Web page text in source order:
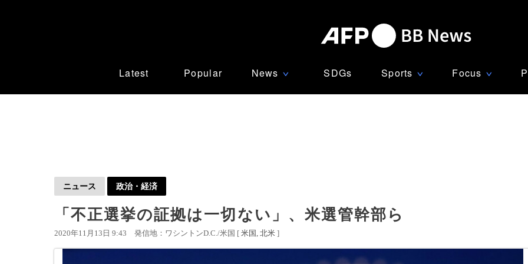
Latest Popular News ∨ SDGs Sports ∨ Focus ∨
ニュース 政治・経済
「不正選挙の証拠は一切ない」、米選管幹部ら
2020年11月13日 9:43 発信地：ワシントンD.C./米国 [ 米国 北米 ]